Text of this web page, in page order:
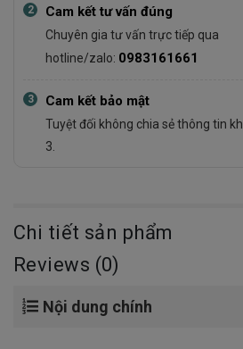
2 Cam kết tư vấn đúng
Chuyên gia tư vấn trực tiếp qua
hotline/zalo: 0983161661
3 Cam kết bảo mật
Tuyệt đối không chia sẻ thông tin
3.
Chi tiết sản phẩm
Reviews (0)
Nội dung chính